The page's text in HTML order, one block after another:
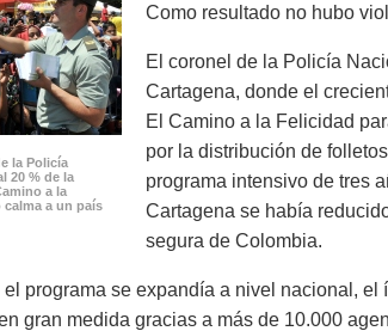
la Policía
20 % de la
a la
a un país
Como resultado no hubo
El coronel de la Policía
Cartagena, donde el
El Camino a la Felicidad
por la distribución de
programa intensivo de tres
Cartagena se había
segura de Colombia.
el programa se expandía a nivel nacional,
gran medida gracias a más de 10.000